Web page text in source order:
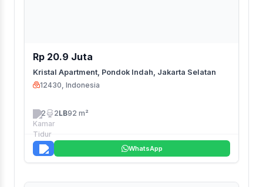
Rp 20.9 Juta
Kristal Apartment, Pondok Indah, Jakarta Selatan
12430, Indonesia
2 2LB92 m²
WhatsApp